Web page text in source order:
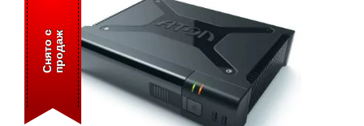
С
н
я
т
о
с
п
р
о
д
аж